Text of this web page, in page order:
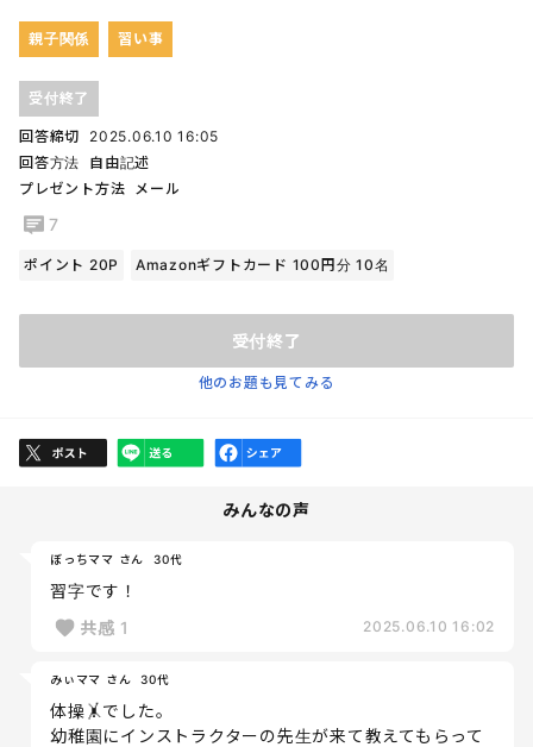
親子関係 習い事
受付終了
回答締切
2025.06.10 16:05
回答方法
自由記述
プレゼント方法
メール
7
ポイント 20P Amazonギフトカード 100円分 10名
受付終了
他のお題も見てみる
みんなの声
ぼっちママ さん 30代
習字です！
共感 1 2025.06.10 16:02
みぃママ さん 30代
体操🤸でした。
幼稚園にインストラクターの先生が来て教えてもらって